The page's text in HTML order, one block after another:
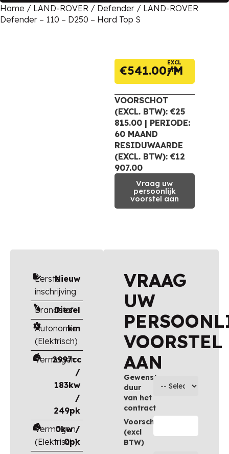
Home / LAND-ROVER / Defender / LAND-ROVER
Defender – 110 – D250 – Hard Top S
€541.00
EXCL
BTW
VOORSCHOT
(EXCL. BTW): €25
815.00 | PERIODE:
60 MAAND
RESIDUWAARDE
(EXCL. BTW): €12
907.00
Vraag uw
persoonlijk
voorstel aan
Eerste
inschrijving
Nieuw
Brandstof
Diesel
Autonomie
(Elektrisch)
km
Vermogen
2997cc
/
183kw
/
249pk
Vermogen
(Elektrisch)
0kw /
0pk
VRAAG
UW
VOORSTEL
AAN
Gewenste
duur
van het
contract
Voorschot
(excl
BTW)